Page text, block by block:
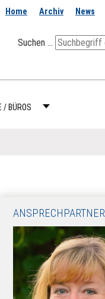
Home Archiv News
Suchen ...
/ BÜROS
ANSPRECHPARTNER